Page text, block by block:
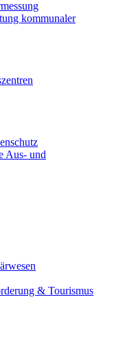
kommunaler
Aus- und
& Tourismus